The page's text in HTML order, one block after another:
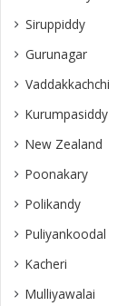
Siruppiddy
Gurunagar
Vaddakkachchi
Kurumpasiddy
New Zealand
Poonakary
Polikandy
Puliyankoodal
Kacheri
Mulliyawalai